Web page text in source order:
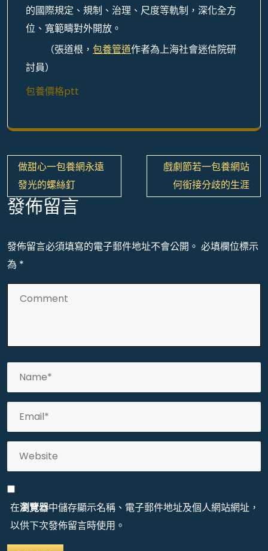
的國際規定、規制、治理、尺度等軌制，深化全方
位、寬範疇對外開放。
（張道根， 包養管道作者為上海社會迷信院研
討員）
包養價格ptt
文
章
導
覽
做甜心一包養網永遠
發光的螺絲釘
戲劇節若一包養網站
何銜接分歧的生涯
發佈留言
發佈留言必須填寫的電子郵件地址不會公開。 必填欄位標示
為 *
在瀏覽器中儲存顯示名稱、電子郵件地址及個人網站網址，
以供下次發佈留言時使用。